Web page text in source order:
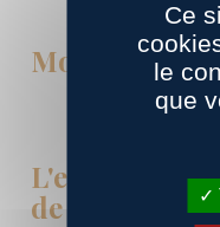
Mon
L'expertise
de collection
Ce
le
que